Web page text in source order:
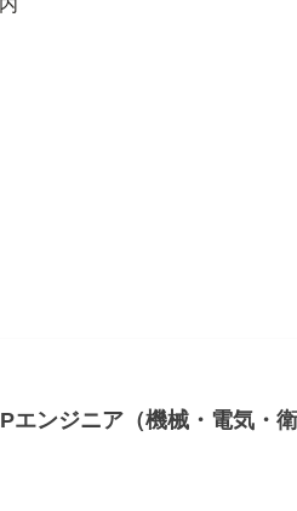
エンジニア（機械・電気・